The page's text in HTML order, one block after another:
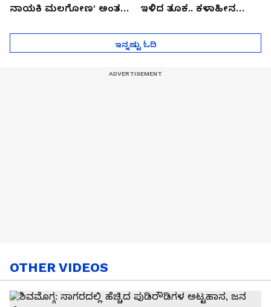
ನಾಯಕಿ ಮಲಗೋಣ' ಅಂತ
ಇಳಿದ ತೂಕ.. ಕಳಾಹೀನ
ಇನ್ನಷ್ಟು ಓದಿ
OTHER VIDEOS